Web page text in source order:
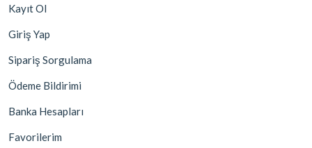
Kayıt Ol
Giriş Yap
Sipariş Sorgulama
Ödeme Bildirimi
Banka Hesapları
Favorilerim